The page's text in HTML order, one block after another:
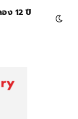
อง 12 ปี